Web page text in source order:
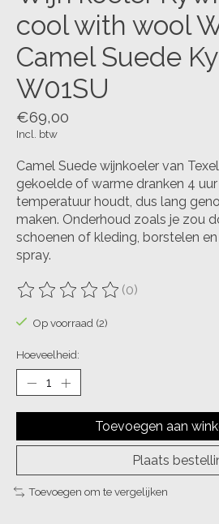
cool with wool
Camel Suede
W01SU
€69,00
Incl. btw
Camel Suede wijnkoeler van
gekoelde of warme dranken 4
temperatuur houdt, dus lang
maken. Onderhoud zoals je zou
schoenen of kleding, borstelen
spray.
De beoordeling van dit product is
(0)
Op voorraad (2)
Hoeveelheid:
Toevoegen aan
Plaats
Toevoegen om te vergelijken